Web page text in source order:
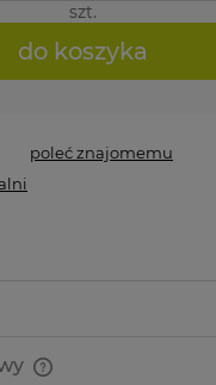
szt.
do koszyka
poleć znajomemu